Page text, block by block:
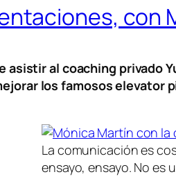
con
asistir al coaching
los famososelevator
La comunicación es
ensayo, ensayo. No es